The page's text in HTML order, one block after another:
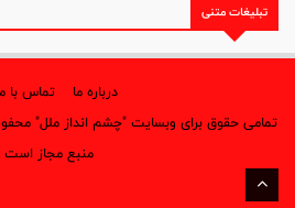
تبلیغات متنی
درباره ما
تماس با
تمامی حقوق برای وبسایت "چشم انداز ملل"
منبع مجاز است